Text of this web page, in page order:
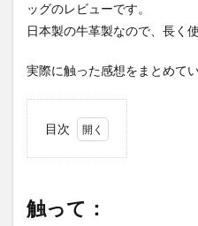
ッグのレビューです。
日本製の牛革製なので、長く
実際に触った感想をまとめてい
目次
2
触って：